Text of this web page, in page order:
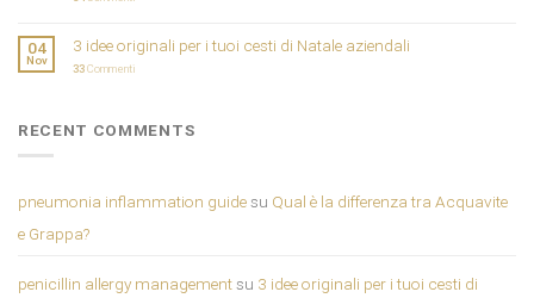
04
Nov
3 idee originali per i tuoi cesti di Natale aziendali
33Commenti
RECENT COMMENTS
pneumonia inflammation guidesu Qual è la differenza tra Acquavite
e Grappa?
penicillin allergy managementsu 3 idee originali per i tuoi cesti di